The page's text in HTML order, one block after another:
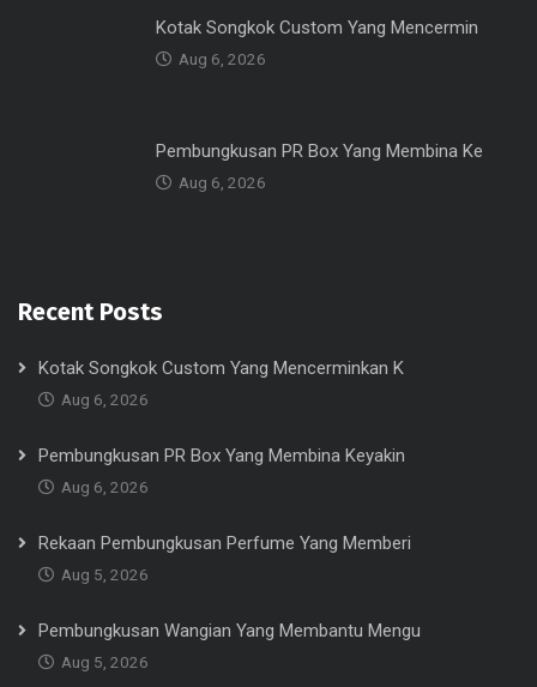
Kotak Songkok Custom Yang Mencermin
Aug 6, 2026
Pembungkusan PR Box Yang Membina Ke
Aug 6, 2026
Recent Posts
Kotak Songkok Custom Yang Mencerminkan K
Aug 6, 2026
Pembungkusan PR Box Yang Membina Keyakin
Aug 6, 2026
Rekaan Pembungkusan Perfume Yang Memberi
Aug 5, 2026
Pembungkusan Wangian Yang Membantu Mengu
Aug 5, 2026